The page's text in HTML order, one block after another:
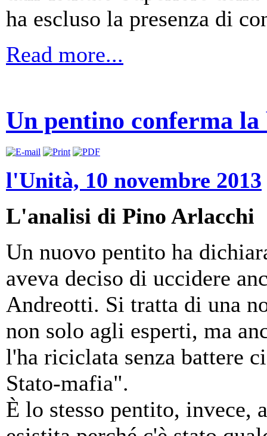
ha escluso la presenza di
Read more...
Un pentino conferma
l'Unità, 10 novembre 2013
L'analisi di Pino Arlacchi
Un nuovo pentito ha
aveva deciso di uccidere
Andreotti. Si tratta di una
non solo agli esperti, ma
l'ha riciclata senza battere
Stato-mafia".
È lo stesso pentito, invece,